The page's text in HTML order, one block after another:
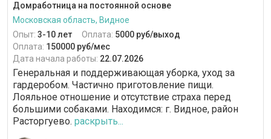
Домработница на постоянной основе
Московская область, Видное
Опыт: 3-10 лет Оплата: 5000 руб/выход
Оплата: 150000 руб/мес
Дата начала работы: 22.07.2026
Генеральная и поддерживающая уборка, уход за
гардеробом. Частично приготовление пищи.
Лояльное отношение и отсутствие страха перед
большими собаками. Находимся: г. Видное, район
Расторгуево. раскрыть...